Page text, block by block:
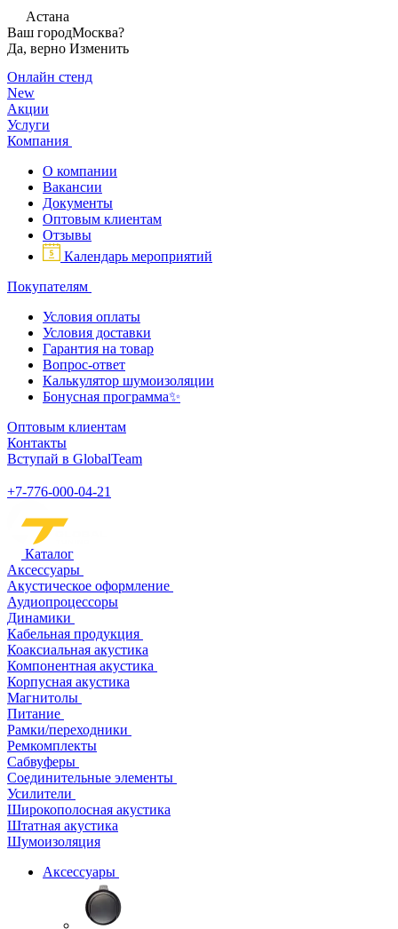
Астана
Ваш городМосква?
Да, верно Изменить
Онлайн стенд
New
Акции
Услуги
Компания
О компании
Вакансии
Документы
Оптовым клиентам
Отзывы
Календарь мероприятий
Покупателям
Условия оплаты
Условия доставки
Гарантия на товар
Вопрос-ответ
Калькулятор шумоизоляции
Бонусная программа✨
Оптовым клиентам
Контакты
Вступай в GlobalTeam
+7-776-000-04-21
Каталог
Аксессуары
Акустическое оформление
Аудиопроцессоры
Динамики
Кабельная продукция
Коаксиальная акустика
Компонентная акустика
Корпусная акустика
Магнитолы
Питание
Рамки/переходники
Ремкомплекты
Сабвуферы
Соединительные элементы
Усилители
Широкополосная акустика
Штатная акустика
Шумоизоляция
Аксессуары